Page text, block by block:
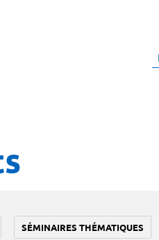
SÉMINAIRES THÉMATIQUES